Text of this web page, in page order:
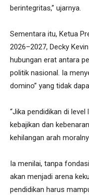
berintegritas,” ujarnya.
Sementara itu, Ketua
2026–2027, Decky
hubungan erat antara
politik nasional. Ia
domino” yang tidak
“Jika pendidikan di
kebajikan dan
kehilangan arah
Ia menilai, tanpa
akan menjadi arena
pendidikan harus